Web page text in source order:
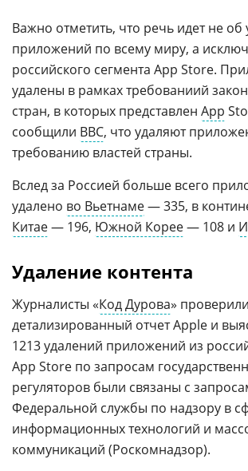
Важно отметить, что речь идет не об
приложений по всему миру, а
российского сегмента App Store.
удалены в рамках требованиий
стран, в которых представлен App
сообщили BBC, что удаляют
требованию властей страны.
Вслед за Россией больше всего
удалено во Вьетнаме— 335, в
Китае— 196, Южной Корее— 108 и
Удаление контента
Журналисты «Код Дурова» проверили
детализированный отчет Apple и
1213 удалений приложений из
App Store по запросам
регуляторов были связаны с
Федеральной службы по надзору в
информационных технологий и
коммуникаций (Роскомнадзор).